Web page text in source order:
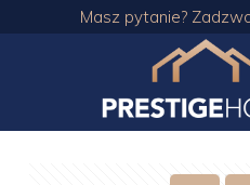
Masz pytanie?